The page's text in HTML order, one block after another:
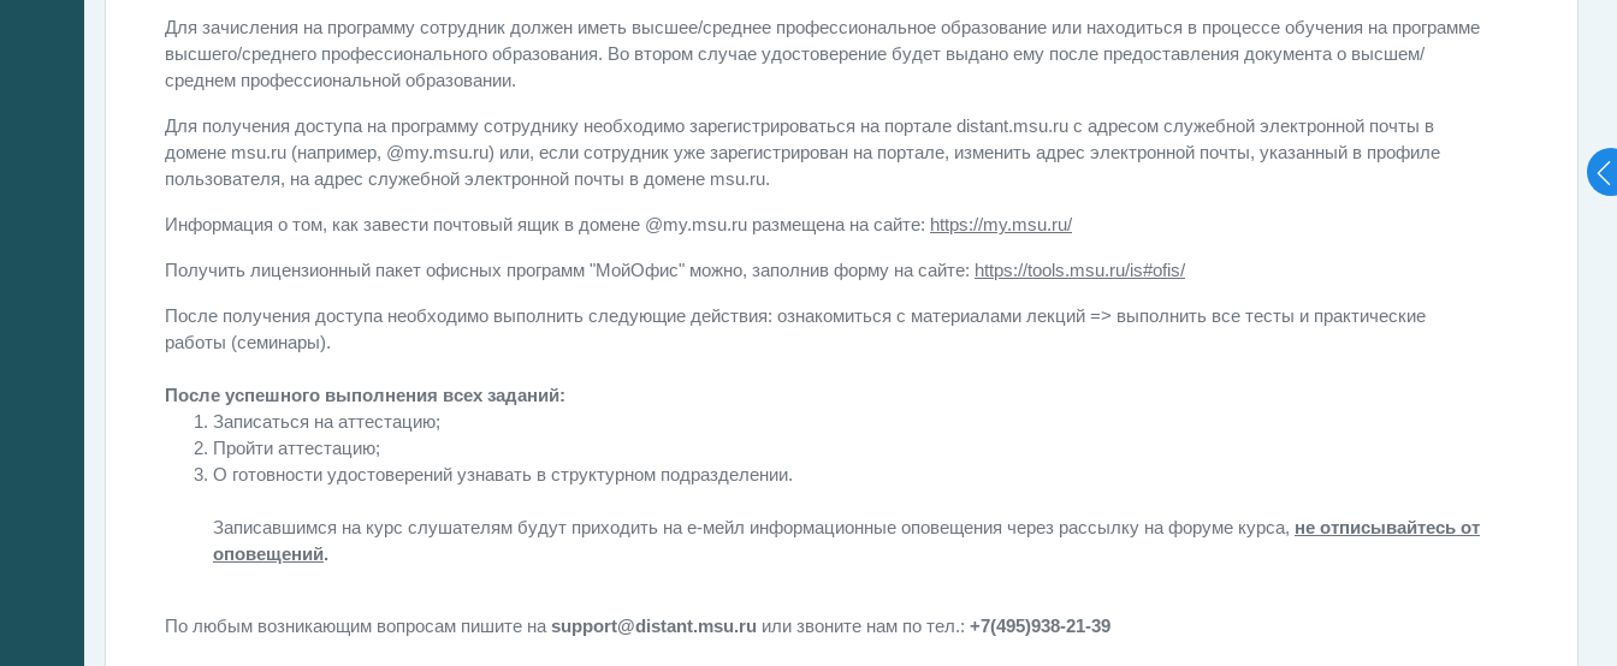
Для зачисления на программу сотрудник должен иметь высшее/среднее профессиональное образование или находиться в процессе обучения на программе
высшего/среднего профессионального образования. Во втором случае удостоверение будет выдано ему после предоставления документа о высшем/
среднем профессиональной образовании.
Для получения доступа на программу сотруднику необходимо зарегистрироваться на портале distant.msu.ru с адресом служебной электронной почты в
домене msu.ru (например, @my.msu.ru) или, если сотрудник уже зарегистрирован на портале, изменить адрес электронной почты, указанный в профиле
пользователя, на адрес служебной электронной почты в домене msu.ru.
Информация о том, как завести почтовый ящик в домене @my.msu.ru размещена на сайте: https://my.msu.ru/
Получить лицензионный пакет офисных программ "МойОфис" можно, заполнив форму на сайте: https://tools.msu.ru/is#ofis/
После получения доступа необходимо выполнить следующие действия: ознакомиться с материалами лекций => выполнить все тесты и практические
работы (семинары).
После успешного выполнения всех заданий:
Записаться на аттестацию;
Пройти аттестацию;
О готовности удостоверений узнавать в структурном подразделении.
Записавшимся на курс слушателям будут приходить на е-мейл информационные оповещения через рассылку на форуме курса, не отписывайтесь от
оповещений.
По любым возникающим вопросам пишите на support@distant.msu.ru или звоните нам по тел.: +7(495)938-21-39